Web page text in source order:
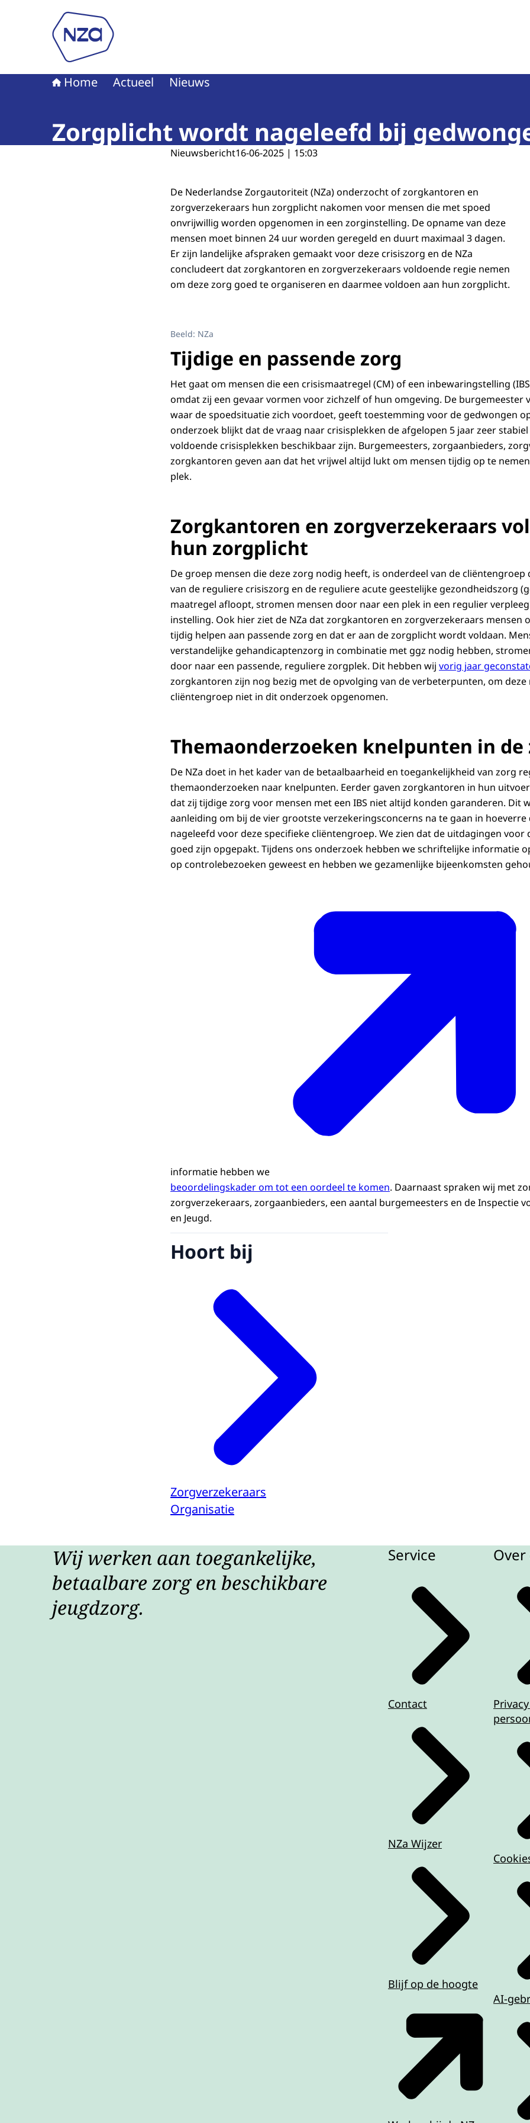
Home Actueel Nieuws
Zorgplicht wordt nageleefd bij
Nieuwsbericht16-06-2025 | 15:03
De Nederlandse Zorgautoriteit (NZa) onderzocht of zorgkantoren en
zorgverzekeraars hun zorgplicht nakomen voor mensen die met spoed
onvrijwillig worden opgenomen in een zorginstelling. De opname van deze
mensen moet binnen 24 uur worden geregeld en duurt maximaal 3 dagen.
Er zijn landelijke afspraken gemaakt voor deze crisiszorg en de NZa
concludeert dat zorgkantoren en zorgverzekeraars voldoende regie nemen
om deze zorg goed te organiseren en daarmee voldoen aan hun zorgplicht.
Beeld: NZa
Tijdige en passende zorg
Het gaat om mensen die een crisismaatregel (CM) of een inbewaringstelling
omdat zij een gevaar vormen voor zichzelf of hun omgeving. De burgemeester
waar de spoedsituatie zich voordoet, geeft toestemming voor de gedwongen
onderzoek blijkt dat de vraag naar crisisplekken de afgelopen 5 jaar zeer
voldoende crisisplekken beschikbaar zijn. Burgemeesters, zorgaanbieders,
zorgkantoren geven aan dat het vrijwel altijd lukt om mensen tijdig op te
plek.
Zorgkantoren en zorgverzekeraars
hun zorgplicht
De groep mensen die deze zorg nodig heeft, is onderdeel van de
van de reguliere crisiszorg en de reguliere acute geestelijke gezondheidszorg
maatregel afloopt, stromen mensen door naar een plek in een regulier
instelling. Ook hier ziet de NZa dat zorgkantoren en zorgverzekeraars mensen
tijdig helpen aan passende zorg en dat er aan de zorgplicht wordt voldaan.
verstandelijke gehandicaptenzorg in combinatie met ggz nodig hebben,
door naar een passende, reguliere zorgplek. Dit hebben wij vorig jaar
zorgkantoren zijn nog bezig met de opvolging van de verbeterpunten, om deze
cliëntengroep niet in dit onderzoek opgenomen.
Themaonderzoeken knelpunten in de
De NZa doet in het kader van de betaalbaarheid en toegankelijkheid van zorg
themaonderzoeken naar knelpunten. Eerder gaven zorgkantoren in hun
dat zij tijdige zorg voor mensen met een IBS niet altijd konden garanderen. Dit
aanleiding om bij de vier grootste verzekeringsconcerns na te gaan in
nageleefd voor deze specifieke cliëntengroep. We zien dat de uitdagingen voor
goed zijn opgepakt. Tijdens ons onderzoek hebben we schriftelijke informatie
op controlebezoeken geweest en hebben we gezamenlijke bijeenkomsten
informatie hebben we
beoordelingskader om tot een oordeel te komen. Daarnaast spraken wij met
zorgverzekeraars, zorgaanbieders, een aantal burgemeesters en de Inspectie
en Jeugd.
Hoort bij
Zorgverzekeraars
Organisatie
Wij werken aan toegankelijke,
betaalbare zorg en beschikbare
jeugdzorg.
Service
Contact
NZa Wijzer
Blijf op de hoogte
Over
AI-